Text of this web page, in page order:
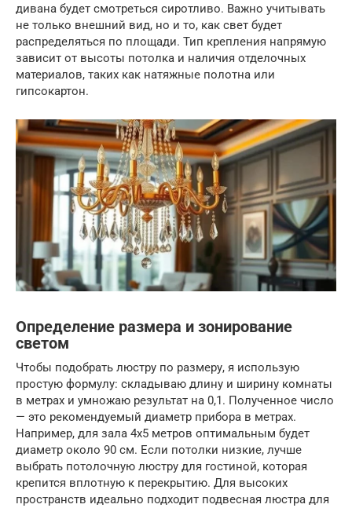
дивана будет смотреться сиротливо. Важно учитывать
не только внешний вид, но и то, как свет будет
распределяться по площади. Тип крепления напрямую
зависит от высоты потолка и наличия отделочных
материалов, таких как натяжные полотна или
гипсокартон.
Определение размера и зонирование
светом
Чтобы подобрать люстру по размеру, я использую
простую формулу: складываю длину и ширину комнаты
в метрах и умножаю результат на 0,1. Полученное число
— это рекомендуемый диаметр прибора в метрах.
Например, для зала 4х5 метров оптимальным будет
диаметр около 90 см. Если потолки низкие, лучше
выбрать потолочную люстру для гостиной, которая
крепится вплотную к перекрытию. Для высоких
пространств идеально подходит подвесная люстра для